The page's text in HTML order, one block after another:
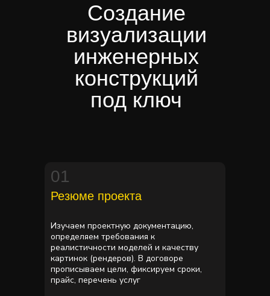
Создание
визуализации
инженерных
конструкций
под ключ
Изучаем проектную документацию,
определяем требования к
реалистичности моделей и качеству
картинок (рендеров). В договоре
прописываем цели, фиксируем сроки,
прайс, перечень услуг
01
Резюме проекта